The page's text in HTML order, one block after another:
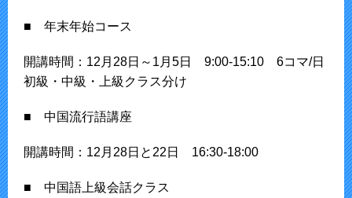
■ 年末年始コース
開講時間：12月28日～1月5日 9:00-15:10 6コマ/日
初級・中級・上級クラス分け
■ 中国流行語講座
開講時間：12月28日と22日 16:30-18:00
■ 中国語上級会話クラス